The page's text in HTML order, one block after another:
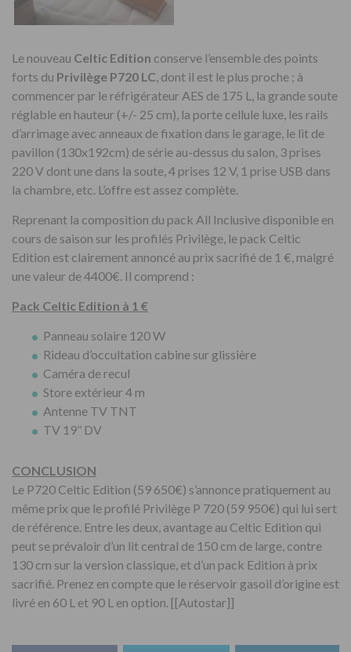
Le nouveau Celtic Edition conserve l’ensemble des points
forts du Privilège P720 LC, dont il est le plus proche ; à
commencer par le réfrigérateur AES de 175 L, la grande soute
réglable en hauteur (+/- 25 cm), la porte cellule luxe, les rails
d’arrimage avec anneaux de fixation dans le garage, le lit de
pavillon (130x192cm) de série au-dessus du salon, 3 prises
220 V dont une dans la soute, 4 prises 12 V, 1 prise USB dans
la chambre, etc. L’offre est assez complète.
Reprenant la composition du pack All Inclusive disponible en
cours de saison sur les profilés Privilège, le pack Celtic
Edition est clairement annoncé au prix sacrifié de 1 €, malgré
une valeur de 4400€. Il comprend :
Pack Celtic Edition à 1 €
Panneau solaire 120 W
Rideau d’occultation cabine sur glissière
Caméra de recul
Store extérieur 4 m
Antenne TV TNT
TV 19’’ DV
CONCLUSION
Le P720 Celtic Edition (59 650€) s’annonce pratiquement au
même prix que le profilé Privilège P 720 (59 950€) qui lui sert
de référence. Entre les deux, avantage au Celtic Edition qui
peut se prévaloir d’un lit central de 150 cm de large, contre
130 cm sur la version classique, et d’un pack Edition à prix
sacrifié. Prenez en compte que le réservoir gasoil d’origine est
livré en 60 L et 90 L en option. [[Autostar]]